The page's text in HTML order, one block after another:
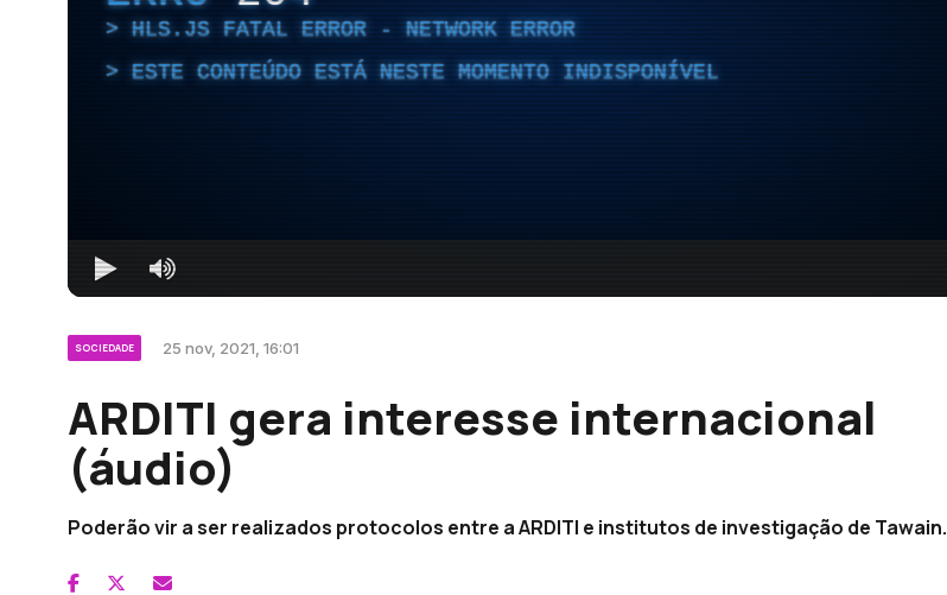
HLS.JS FATAL ERROR - NETWORK ERROR
ESTE CONTEÚDO ESTÁ NESTE MOMENTO INDISPONÍVEL
SOCIEDADE 25 nov, 2021, 16:01
ARDITI gera interesse internacional
(áudio)
Poderão vir a ser realizados protocolos entre a ARDITI e institutos de investigação de Tawain.